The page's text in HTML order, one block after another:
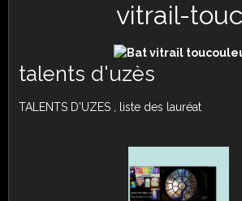
vitrail-
talents d'uzès
TALENTS D'UZES , liste des lauréat